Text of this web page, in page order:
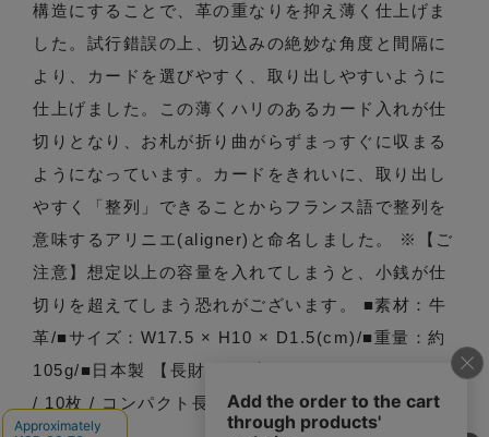
構造にすることで、革の重なりを抑え薄く仕上げま
した。試行錯誤の上、切込みの絶妙な角度と間隔に
より、カードを選びやすく、取り出しやすいように
仕上げました。この薄くハリのあるカード入れが仕
切りとなり、お札が折り曲がらずまっすぐに収まる
ようになっています。カードをきれいに、取り出し
やすく「整列」できることからフランス語で整列を
意味するアリニエ(aligner)と命名しました。 ※【ご
注意】想定以上の容量を入れてしまうと、小銭が仕
切りを超えてしまう恐れがございます。 ■素材：牛
革/■サイズ：W17.5 × H10 × D1.5(cm)/■重量：約
105g/■日本製 【長財布 / L字ファスナー / スリット
/ 10枚 / コンパクト長財布 / 縦 / 革 / 薄型 / スリ